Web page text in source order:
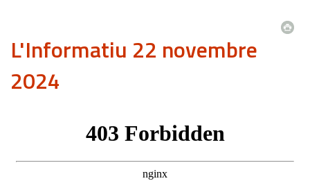
L'Informatiu 22 novembre
2024